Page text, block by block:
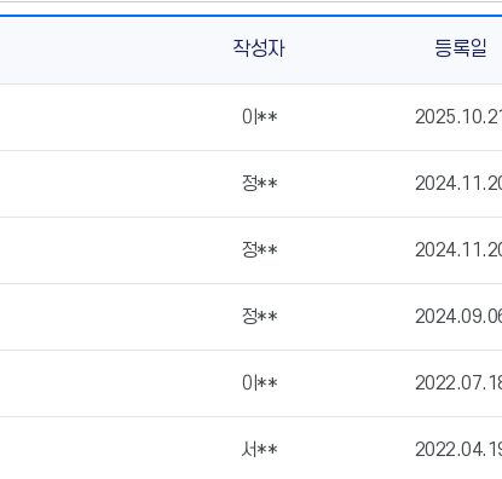
작성자 등록일
이** 2025.10.21
정**
정**
정**
이**
서**